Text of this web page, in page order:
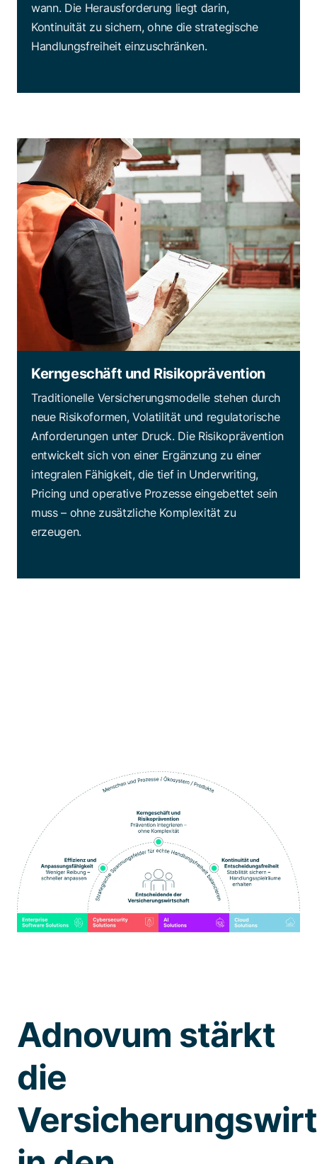
wann. Die Herausforderung liegt darin,
Kontinuität zu sichern, ohne die strategische
Handlungsfreiheit einzuschränken.
Kerngeschäft und Risikoprävention
Traditionelle Versicherungsmodelle stehen durch
neue Risikoformen, Volatilität und regulatorische
Anforderungen unter Druck. Die Risikoprävention
entwickelt sich von einer Ergänzung zu einer
integralen Fähigkeit, die tief in Underwriting,
Pricing und operative Prozesse eingebettet sein
muss – ohne zusätzliche Komplexität zu
erzeugen.
Adnovum stärkt
die